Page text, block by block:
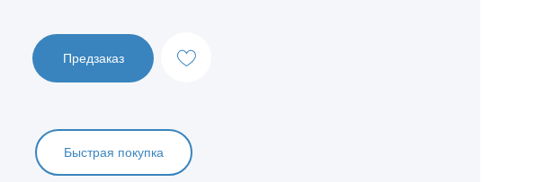
Предзаказ
Быстрая покупка